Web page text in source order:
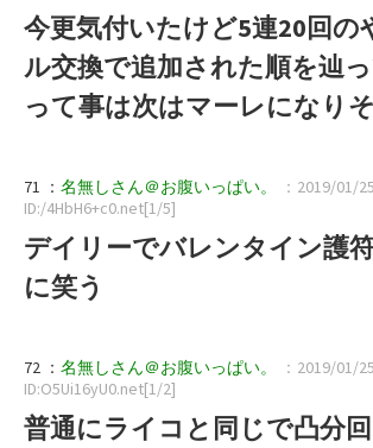
今更気付いたけど5連20回の
ル交換で追加された順を辿
って事は次はマーレになり
71 ： 名無しさん＠お腹いっぱい。
：2019/01/
ID:/4HbH6+c0.net[1/5]
デイリーでバレンタイン護
に笑う
72 ： 名無しさん＠お腹いっぱい。
：2019/01/
ID:O5Ui16yU0.net[1/2]
普通にライコと同じで凸分